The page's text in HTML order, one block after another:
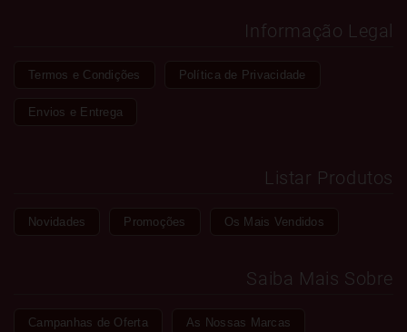
Informação Legal
Termos e Condições Política de Privacidade
Envios e Entrega
Listar Produtos
Novidades Promoções Os Mais Vendidos
Saiba Mais Sobre
Campanhas de Oferta As Nossas Marcas